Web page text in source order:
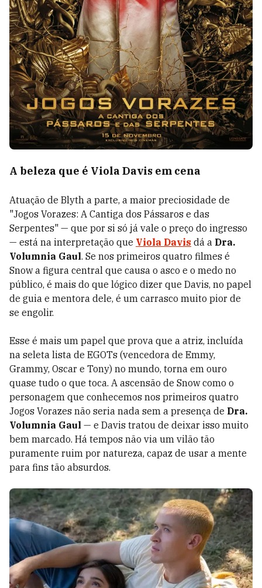
A beleza que é Viola Davis em cena
Atuação de Blyth a parte, a maior preciosidade de
"Jogos Vorazes: A Cantiga dos Pássaros e das
Serpentes" — que por si só já vale o preço do ingresso
— está na interpretação que Viola Davis dá a Dra.
Volumnia Gaul. Se nos primeiros quatro filmes é
Snow a figura central que causa o asco e o medo no
público, é mais do que lógico dizer que Davis, no papel
de guia e mentora dele, é um carrasco muito pior de
se engolir.
Esse é mais um papel que prova que a atriz, incluída
na seleta lista de EGOTs (vencedora de Emmy,
Grammy, Oscar e Tony) no mundo, torna em ouro
quase tudo o que toca. A ascensão de Snow como o
personagem que conhecemos nos primeiros quatro
Jogos Vorazes não seria nada sem a presença de Dra.
Volumnia Gaul — e Davis tratou de deixar isso muito
bem marcado. Há tempos não via um vilão tão
puramente ruim por natureza, capaz de usar a mente
para fins tão absurdos.